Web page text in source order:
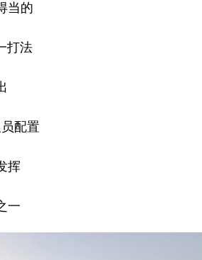
当的
打法
配置
挥
一